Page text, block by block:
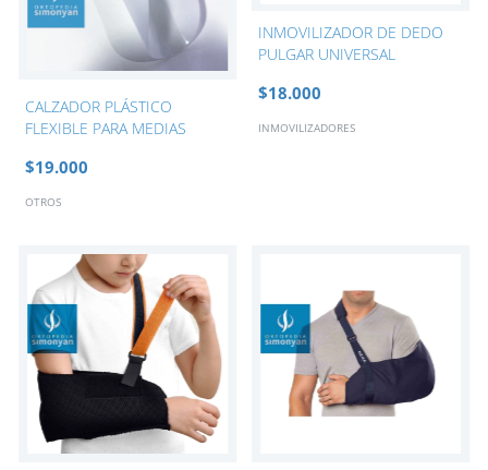
CALZADOR PLÁSTICO
FLEXIBLE PARA MEDIAS
$19.000
OTROS
INMOVILIZADOR DE DEDO
PULGAR UNIVERSAL
$18.000
INMOVILIZADORES